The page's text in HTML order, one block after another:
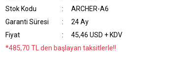
Stok Kodu
ARCHER-A6
Garanti Süresi
24 Ay
Fiyat
45,46 USD + KDV
*485,70 TL den başlayan taksitlerle!!